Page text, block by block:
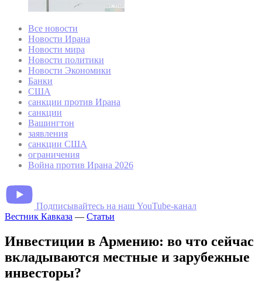
Все новости
Новости Ирана
Новости мира
Новости политики
Новости Экономики
Банки
США
санкции против Ирана
санкции
Вашингтон
заявления
санкции США
ограничения
Война против Ирана 2026
Подписывайтесь на наш YouTube-канал
Вестник Кавказа — Статьи
Инвестиции в Армению: во что сейчас
вкладываются местные и зарубежные
инвесторы?